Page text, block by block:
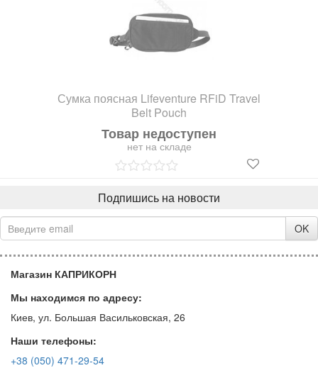
Сумка поясная Lifeventure RFiD Travel
Belt Pouch
Товар недоступен
нет на складе
Подпишись на новости
OK
Магазин КАПРИКОРН
Мы находимся по адресу:
Киев, ул. Большая Васильковская, 26
Наши телефоны:
+38 (050) 471-29-54